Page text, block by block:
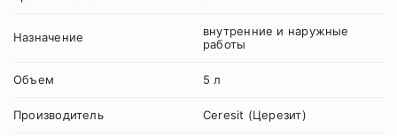
Назначение
внутренние и наружные
работы
Объем 5 л
Производитель Ceresit (Церезит)